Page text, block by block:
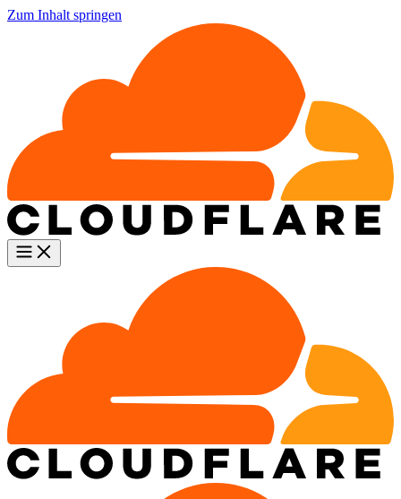
Zum Inhalt springen